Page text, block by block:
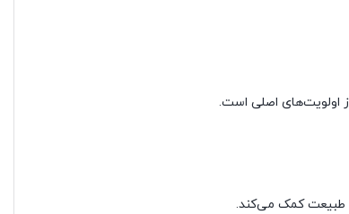
اولویت‌های اصلی است.
طبیعت کمک می‌کند.